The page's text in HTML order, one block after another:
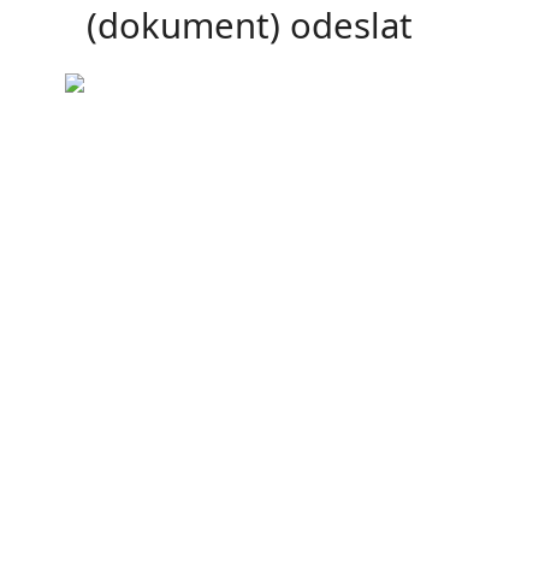
(dokument) odeslat